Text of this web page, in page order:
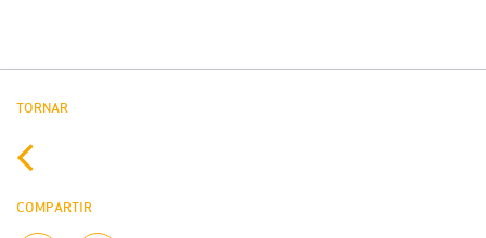
TORNAR
COMPARTIR